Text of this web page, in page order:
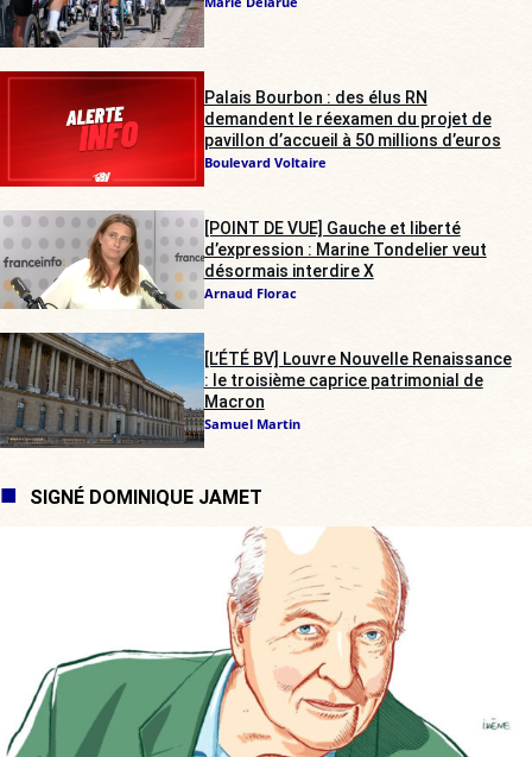
Palais Bourbon : des élus RN
demandent le réexamen du projet de
pavillon d’accueil à 50 millions d’euros
Boulevard Voltaire
[POINT DE VUE] Gauche et liberté
d’expression : Marine Tondelier veut
désormais interdire X
Arnaud Florac
[L’ÉTÉ BV] Louvre Nouvelle Renaissance
: le troisième caprice patrimonial de
Macron
Samuel Martin
SIGNÉ DOMINIQUE JAMET